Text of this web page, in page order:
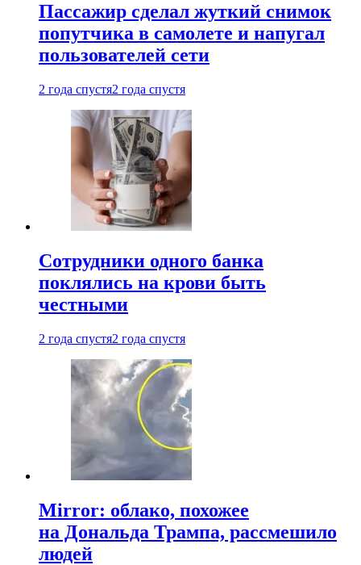
Пассажир сделал жуткий снимок
попутчика в самолете и напугал
пользователей сети
2 года спустя2 года спустя
Сотрудники одного банка
поклялись на крови быть
честными
2 года спустя2 года спустя
Mirror: облако, похожее
на Дональда Трампа, рассмешило
людей